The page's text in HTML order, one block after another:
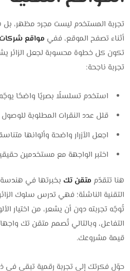
تجربة المستخدم ليست مجرد مظهر،
أثناء تصفح الموقع، ففي مواقع شركات
تكون كل خطوة محسوبة لجعل الزائر
تجربة ناجحة:
استخدم تسلسلًا بصريًا واضحًا
قلل عدد النقرات المطلوبة
اجعل الأزرار واضحة وألوانها
اختبر الواجهة مع مستخدمين
هنا تتقدّم متقن تك بخبرتها في
التقنية الناشئة؛ فهي تدرس سلوك
تُوجّه تجربته دون أن يشعر، من اختيار
التفاعل، وبالتالي تُصمم متقن تك
قيمة مشروعك.
حوّل فكرتك إلى تجربة رقمية تبقى